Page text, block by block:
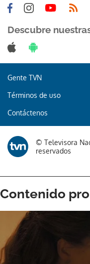
Descubre
Gente TVN
Términos de uso
Contáctenos
© Televisora
reservados